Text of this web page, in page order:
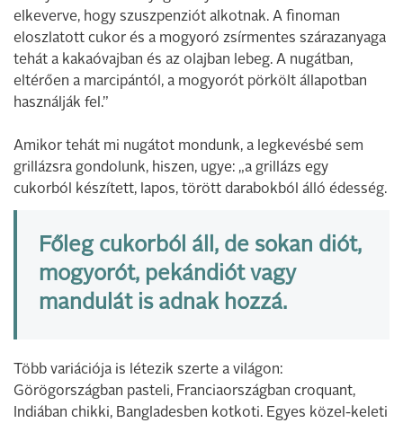
elkeverve, hogy szuszpenziót alkotnak. A finoman
eloszlatott cukor és a mogyoró zsírmentes szárazanyaga
tehát a kakaóvajban és az olajban lebeg. A nugátban,
eltérően a marcipántól, a mogyorót pörkölt állapotban
használják fel.”
Amikor tehát mi nugátot mondunk, a legkevésbé sem
grillázsra gondolunk, hiszen, ugye: „a grillázs egy
cukorból készített, lapos, törött darabokból álló édesség.
Főleg cukorból áll, de sokan diót,
mogyorót, pekándiót vagy
mandulát is adnak hozzá.
Több variációja is létezik szerte a világon:
Görögországban pasteli, Franciaországban croquant,
Indiában chikki, Bangladesben kotkoti. Egyes közel-keleti